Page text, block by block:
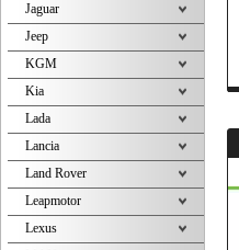
Jaguar
Jeep
KGM
Kia
Lada
Lancia
Land Rover
Leapmotor
Lexus